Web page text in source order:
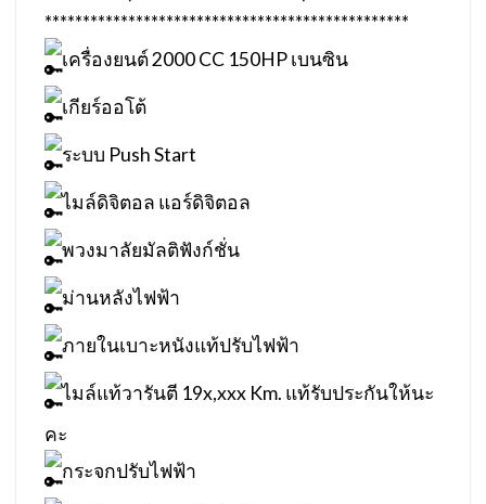
************************************************
เครื่องยนต์ 2000 CC 150HP เบนซิน
เกียร์ออโต้
ระบบ Push Start
ไมล์ดิจิตอล แอร์ดิจิตอล
พวงมาลัยมัลติฟังก์ชั่น
ม่านหลังไฟฟ้า
ภายในเบาะหนังแท้ปรับไฟฟ้า
ไมล์แท้วารันตี 19x,xxx Km. แท้รับประกันให้นะ
คะ
กระจกปรับไฟฟ้า